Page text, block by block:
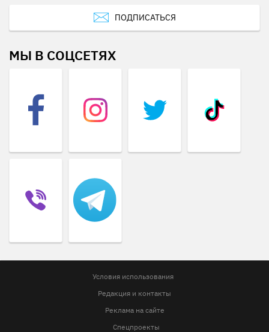
ПОДПИСАТЬСЯ
МЫ В СОЦСЕТЯХ
Условия использования
Редакция и контакты
Реклама на сайте
Спецпроекты